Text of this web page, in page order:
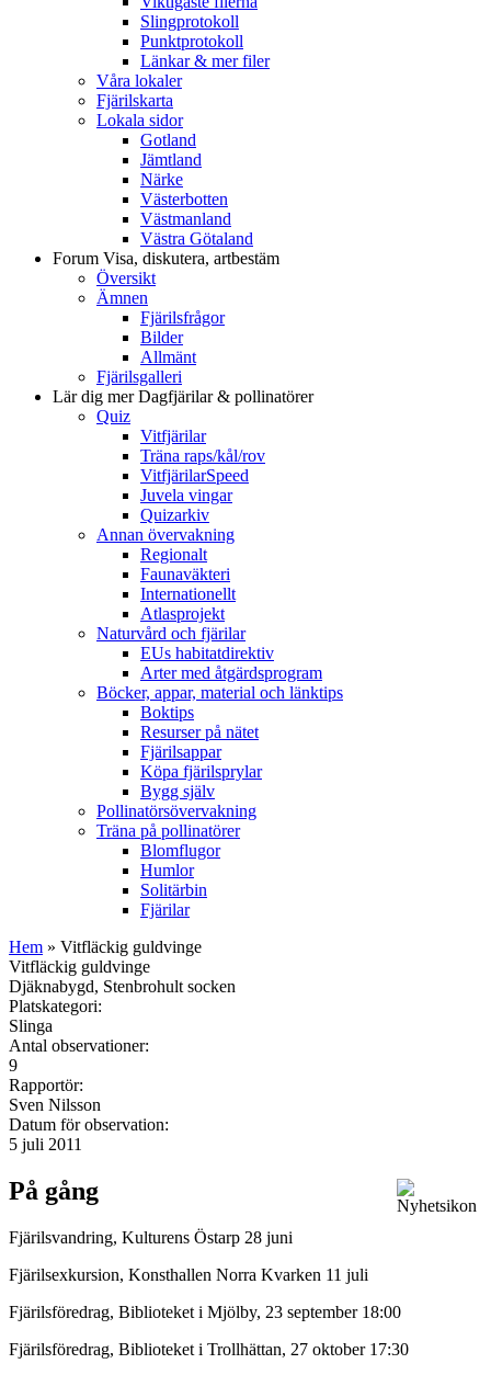
Slingprotokoll
Punktprotokoll
Länkar & mer filer
Våra lokaler
Fjärilskarta
Lokala sidor
Gotland
Jämtland
Närke
Västerbotten
Västmanland
Västra Götaland
Forum Visa, diskutera, artbestäm
Översikt
Ämnen
Fjärilsfrågor
Bilder
Allmänt
Fjärilsgalleri
Lär dig merDagfjärilar & pollinatörer
Quiz
Vitfjärilar
Träna raps/kål/rov
VitfjärilarSpeed
Juvela vingar
Quizarkiv
Annan övervakning
Regionalt
Faunaväkteri
Internationellt
Atlasprojekt
Naturvård och fjärilar
EUs habitatdirektiv
Arter med åtgärdsprogram
Böcker, appar, material och länktips
Boktips
Resurser på nätet
Fjärilsappar
Köpa fjärilsprylar
Bygg själv
Pollinatörsövervakning
Träna på pollinatörer
Blomflugor
Humlor
Solitärbin
Fjärilar
Hem » Vitfläckig guldvinge
Vitfläckig guldvinge
Djäknabygd, Stenbrohult socken
Platskategori:
Slinga
Antal observationer:
9
Rapportör:
Sven Nilsson
Datum för observation:
5 juli 2011
På gång
Fjärilsvandring, Kulturens Östarp 28 juni
Fjärilsexkursion, Konsthallen Norra Kvarken 11 juli
Fjärilsföredrag, Biblioteket i Mjölby, 23 september 18:00
Fjärilsföredrag, Biblioteket i Trollhättan, 27 oktober 17:30